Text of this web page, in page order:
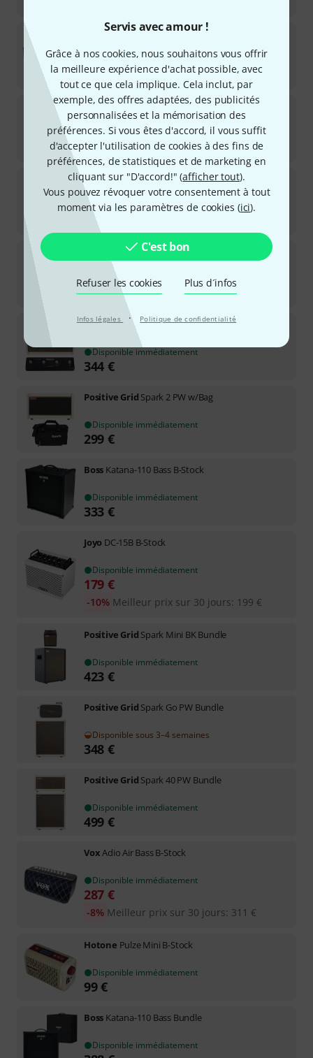
Servis avec amour !
Grâce à nos cookies, nous souhaitons vous offrir
la meilleure expérience d'achat possible, avec
tout ce que cela implique. Cela inclut, par
exemple, des offres adaptées, des publicités
personnalisées et la mémorisation des
préférences. Si vous êtes d'accord, il vous suffit
d'accepter l'utilisation de cookies à des fins de
préférences, de statistiques et de marketing en
cliquant sur "D'accord!" (afficher tout).
Vous pouvez révoquer votre consentement à tout
moment via les paramètres de cookies (ici).
C'est bon
Refuser les cookies Plus d´infos
Infos légales · Politique de confidentialité
FenderRumble Stage 800 Bundle
Disponible immédiatement
1.075€
Positive GridSpark 40 BK Bundle
Disponible immédiatement
499€
Positive GridSpark 2 PW Bundle
Disponible immédiatement
509
Positive Grid Spark Go BK Bundle
Disponible immédiatement
355€
Positive Grid Spark 40 PW Bundle
Disponible immédiatement
344 €
Positive Grid Spark 2 PW w/Bag
Disponible immédiatement
299 €
Boss Katana-110 Bass B-Stock
Disponible immédiatement
333 €
Joyo DC-15B B-Stock
Disponible immédiatement
179 €
Meilleur prix sur 30 jours: 199 €
-10%
Positive Grid Spark Mini BK Bundle
Disponible immédiatement
423 €
Positive Grid Spark Go PW Bundle
Disponible sous 3–4 semaines
348 €
Positive Grid Spark 40 PW Bundle
Disponible immédiatement
499 €
VoxAdio Air Bass B-Stock
Disponible immédiatement
287 €
Meilleur prix sur 30 jours: 311 €
-8%
Hotone Pulze Mini B-Stock
Disponible immédiatement
99€
Boss Katana-110 Bass Bundle
Disponible immédiatement